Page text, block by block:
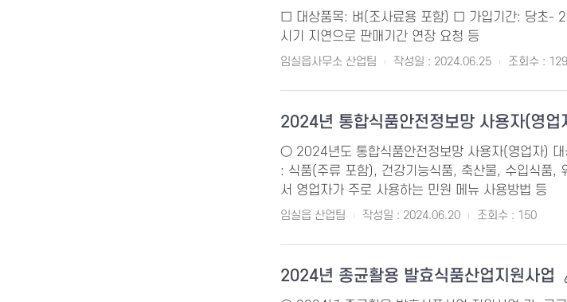
□ 대상품목: 벼(조사료용 포함) □ 가입기간: 당
시기 지연으로 판매기간 연장 요청 등
임실읍사무소 산업팀 작성일 : 2024.06.25 조회수 : 129
2024년 통합식품안전정보망 사용자(영업
○ 2024년도 통합식품안전정보망 사용자(영업자)
: 식품(주류 포함), 건강기능식품, 축산물, 수입식품,
서 영업자가 주로 사용하는 민원 메뉴 사용방법 등
임실읍 산업팀 작성일 : 2024.06.20 조회수 : 150
2024년 종균활용 발효식품산업지원사업